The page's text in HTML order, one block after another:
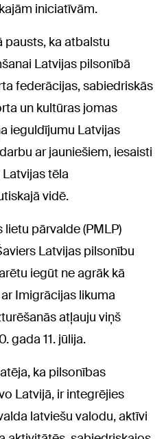
iniciatīvām.
ka atbalstu
Latvijas pilsonībā
federācijas, sabiedriskās
un kultūras jomas
ieguldījumu Latvijas
ar jauniešiem, iesaisti
tēla
vidē.
pārvalde (PMLP)
Latvijas pilsonību
iegūt ne agrāk kā
Imigrācijas likuma
atļauju viņš
gada 11. jūlija.
ka pilsonības
Latvijā, ir integrējies
latviešu valodu, aktīvi